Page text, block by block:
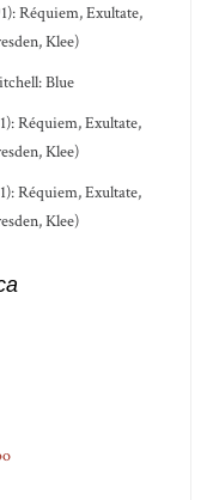
Réquiem, Exultate,
Klee)
Blue
Réquiem, Exultate,
Klee)
Réquiem, Exultate,
Klee)